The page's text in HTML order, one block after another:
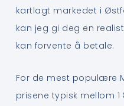
kartlagt markedet i
kan jeg gi deg en
kan forvente å betale.
For de mest populære
prisene typisk mellom 1